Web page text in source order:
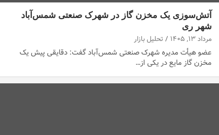
آتش‌سوزی یک مخزن گاز در شهرک صنعتی شمس‌آباد
شهر ری
مرداد ۱۳, ۱۴۰۵ تحلیل بازار
عضو هیأت مدیره شهرک صنعتی شمس‌آباد گفت: دقایقی پیش یک
مخزن گاز مایع در یکی از…